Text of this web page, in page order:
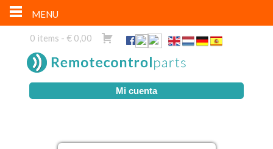
0 items - € 0,00
Mi cuenta
MENU